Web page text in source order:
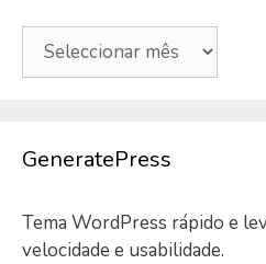
Arquivo
GeneratePress
Tema WordPress rápido e
velocidade e usabilidade.